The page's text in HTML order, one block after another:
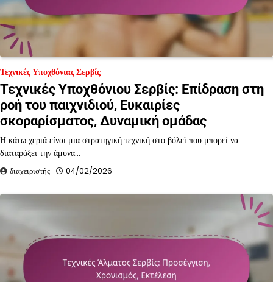
Τεχνικές Υποχθόνιας Σερβίς
Τεχνικές Υποχθόνιου Σερβίς: Επίδραση στη
ροή του παιχνιδιού, Ευκαιρίες
σκοραρίσματος, Δυναμική ομάδας
Η κάτω χεριά είναι μια στρατηγική τεχνική στο βόλεϊ που μπορεί να
διαταράξει την άμυνα…
διαχειριστής 04/02/2026